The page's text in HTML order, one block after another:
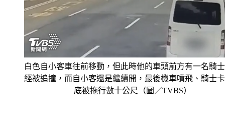
白色自小客車往前移動，但此時他的車頭前方有一名騎
經被追撞，而自小客還是繼續開，最後機車噴飛、騎士
底被拖行數十公尺（圖／TVBS）